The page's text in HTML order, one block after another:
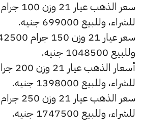
للشراء، وللبيع 699000 جنيه.
وللبيع 1048500 جنيه.
للشراء، وللبيع 1398000 جنيه.
للشراء، وللبيع 1747500 جنيه.